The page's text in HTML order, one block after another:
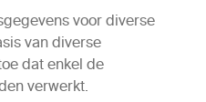
voor diverse
van diverse
dat enkel de
verwerkt.